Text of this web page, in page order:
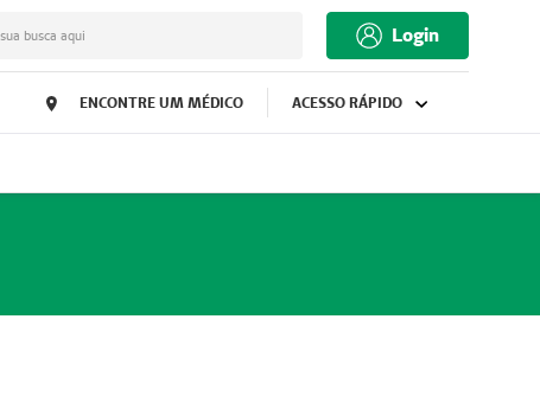
busca aqui Login
ENCONTRE UM MÉDICO ACESSO RÁPIDO